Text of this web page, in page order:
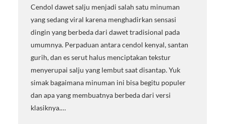
Cendol dawet salju menjadi salah satu minuman
yang sedang viral karena menghadirkan sensasi
dingin yang berbeda dari dawet tradisional pada
umumnya. Perpaduan antara cendol kenyal, santan
gurih, dan es serut halus menciptakan tekstur
menyerupai salju yang lembut saat disantap. Yuk
simak bagaimana minuman ini bisa begitu populer
dan apa yang membuatnya berbeda dari versi
klasiknya.…